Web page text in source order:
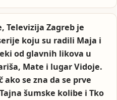
Televizija Zagreb je
koju su radili Maja i
od glavnih likova u
Mate i lugar Vidoje.
se zna da se prve
šumske kolibe i Tko